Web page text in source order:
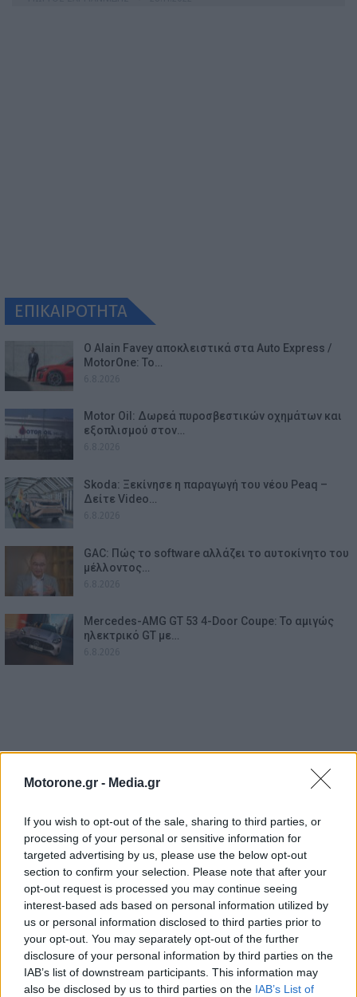
Motorone.gr - Media.gr
If you wish to opt-out of the sale, sharing to third parties, or
processing of your personal or sensitive information for
targeted advertising by us, please use the below opt-out
section to confirm your selection. Please note that after your
opt-out request is processed you may continue seeing
interest-based ads based on personal information utilized by
us or personal information disclosed to third parties prior to
your opt-out. You may separately opt-out of the further
disclosure of your personal information by third parties on the
IAB’s list of downstream participants. This information may
also be disclosed by us to third parties on the IAB’s List of
ΕΠΙΚΑΙΡΟΤΗΤΑ
Ο Alain Favey αποκλειστικά στα Auto Express /
MotorOne: Το…
Motor Oil: Δωρεά πυροσβεστικών οχημάτων και
εξοπλισμού στον…
Skoda: Ξεκίνησε η παραγωγή του νέου Peaq –
Δείτε Video…
GAC: Πώς το software αλλάζει το αυτοκίνητο του
μέλλοντος…
Mercedes-AMG GT 53 4-Door Coupe: Το αμιγώς
ηλεκτρικό GT με…